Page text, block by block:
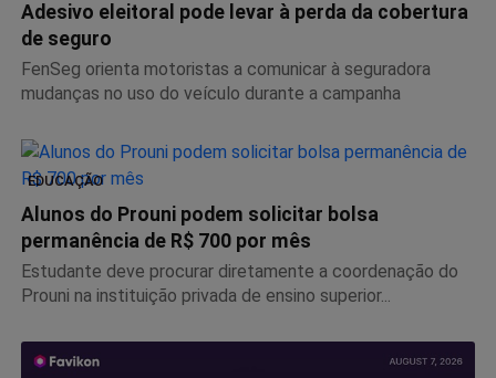
Adesivo eleitoral pode levar à perda da cobertura
de seguro
FenSeg orienta motoristas a comunicar à seguradora
mudanças no uso do veículo durante a campanha
EDUCAÇÃO
Alunos do Prouni podem solicitar bolsa
permanência de R$ 700 por mês
Estudante deve procurar diretamente a coordenação do
Prouni na instituição privada de ensino superior...